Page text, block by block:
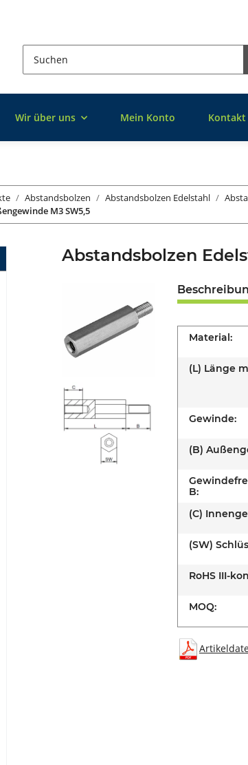
Wir über uns Mein Konto Kontakt
Abstandsbolzen Abstandsbolzen Edelstahl
M3 SW5,5
Abstandsbolzen
Material:
(L) Länge
Gewinde:
(B)
B:
(C)
(SW)
RoHS III-
MOQ: